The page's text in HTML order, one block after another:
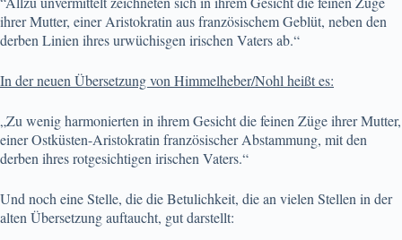
ihrer Mutter, einer Aristokratin aus französischem Geblüt, neben den
derben Linien ihres urwüchisgen irischen Vaters ab.“
In der neuen Übersetzung von Himmelheber/Nohl heißt es:
„Zu wenig harmonierten in ihrem Gesicht die feinen Züge ihrer Mutter,
einer Ostküsten-Aristokratin französischer Abstammung, mit den
derben ihres rotgesichtigen irischen Vaters.“
Und noch eine Stelle, die die Betulichkeit, die an vielen Stellen in der
alten Übersetzung auftaucht, gut darstellt: